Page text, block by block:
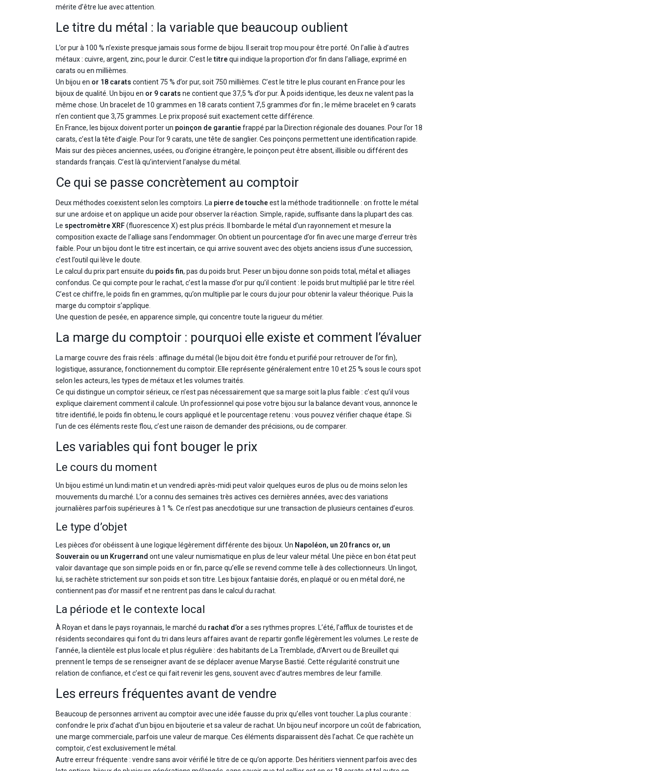
mérite d’être lue avec attention.
Le titre du métal : la variable que beaucoup oublient
L’or pur à 100 % n’existe presque jamais sous forme de bijou. Il serait trop mou pour être porté. On l’allie à d’autres
métaux : cuivre, argent, zinc, pour le durcir. C’est letitrequi indique la proportion d’or fin dans l’alliage, exprimé en
carats ou en millièmes.
Un bijou en or 18 carats contient 75 % d’or pur, soit 750 millièmes. C’est le titre le plus courant en France pour les
bijoux de qualité. Un bijou en or 9 carats ne contient que 37,5 % d’or pur. À poids identique, les deux ne valent pas la
même chose. Un bracelet de 10 grammes en 18 carats contient 7,5 grammes d’or fin ; le même bracelet en 9 carats
n’en contient que 3,75 grammes. Le prix proposé suit exactement cette différence.
En France, les bijoux doivent porter un poinçon de garantiefrappé par la Direction régionale des douanes. Pour l’or 18
carats, c’est la tête d’aigle. Pour l’or 9 carats, une tête de sanglier. Ces poinçons permettent une identification rapide.
Mais sur des pièces anciennes, usées, ou d’origine étrangère, le poinçon peut être absent, illisible ou différent des
standards français. C’est là qu’intervient l’analyse du métal.
Ce qui se passe concrètement au comptoir
Deux méthodes coexistent selon les comptoirs. La pierre de toucheest la méthode traditionnelle : on frotte le métal
sur une ardoise et on applique un acide pour observer la réaction. Simple, rapide, suffisante dans la plupart des cas.
Le spectromètre XRF(fluorescence X) est plus précis. Il bombarde le métal d’un rayonnement et mesure la
composition exacte de l’alliage sans l’endommager. On obtient un pourcentage d’or fin avec une marge d’erreur très
faible. Pour un bijou dont le titre est incertain, ce qui arrive souvent avec des objets anciens issus d’une succession,
c’est l’outil qui lève le doute.
Le calcul du prix part ensuite du poids fin, pas du poids brut. Peser un bijou donne son poids total, métal et alliages
confondus. Ce qui compte pour le rachat, c’est la masse d’or pur qu’il contient : le poids brut multiplié par le titre réel.
C’est ce chiffre, le poids fin en grammes, qu’on multiplie par le cours du jour pour obtenir la valeur théorique. Puis la
marge du comptoir s’applique.
Une question de pesée, en apparence simple, qui concentre toute la rigueur du métier.
La marge du comptoir : pourquoi elle existe et comment l’évaluer
La marge couvre des frais réels : affinage du métal (le bijou doit être fondu et purifié pour retrouver de l’or fin),
logistique, assurance, fonctionnement du comptoir. Elle représente généralement entre 10 et 25 % sous le cours spot
selon les acteurs, les types de métaux et les volumes traités.
Ce qui distingue un comptoir sérieux, ce n’est pas nécessairement que sa marge soit la plus faible : c’est qu’il vous
explique clairement comment il calcule. Un professionnel qui pose votre bijou sur la balance devant vous, annonce le
titre identifié, le poids fin obtenu, le cours appliqué et le pourcentage retenu : vous pouvez vérifier chaque étape. Si
l’un de ces éléments reste flou, c’est une raison de demander des précisions, ou de comparer.
Les variables qui font bouger le prix
Le cours du moment
Un bijou estimé un lundi matin et un vendredi après-midi peut valoir quelques euros de plus ou de moins selon les
mouvements du marché. L’or a connu des semaines très actives ces dernières années, avec des variations
journalières parfois supérieures à 1 %. Ce n’est pas anecdotique sur une transaction de plusieurs centaines d’euros.
Le type d’objet
Les pièces d’or obéissent à une logique légèrement différente des bijoux. Un Napoléon, un 20 francs or, un
Souverain ou un Krugerrand ont une valeur numismatique en plus de leur valeur métal. Une pièce en bon état peut
valoir davantage que son simple poids en or fin, parce qu’elle se revend comme telle à des collectionneurs. Un lingot,
lui, se rachète strictement sur son poids et son titre. Les bijoux fantaisie dorés, en plaqué or ou en métal doré, ne
contiennent pas d’or massif et ne rentrent pas dans le calcul du rachat.
La période et le contexte local
À Royan et dans le pays royannais, le marché du rachat d’or a ses rythmes propres. L’été, l’afflux de touristes et de
résidents secondaires qui font du tri dans leurs affaires avant de repartir gonfle légèrement les volumes. Le reste de
l’année, la clientèle est plus locale et plus régulière : des habitants de La Tremblade, d’Arvert ou de Breuillet qui
prennent le temps de se renseigner avant de se déplacer avenue Maryse Bastié. Cette régularité construit une
relation de confiance, et c’est ce qui fait revenir les gens, souvent avec d’autres membres de leur famille.
Les erreurs fréquentes avant de vendre
Beaucoup de personnes arrivent au comptoir avec une idée fausse du prix qu’elles vont toucher. La plus courante :
confondre le prix d’achat d’un bijou en bijouterie et sa valeur de rachat. Un bijou neuf incorpore un coût de fabrication,
une marge commerciale, parfois une valeur de marque. Ces éléments disparaissent dès l’achat. Ce que rachète un
comptoir, c’est exclusivement le métal.
Autre erreur fréquente : vendre sans avoir vérifié le titre de ce qu’on apporte. Des héritiers viennent parfois avec des